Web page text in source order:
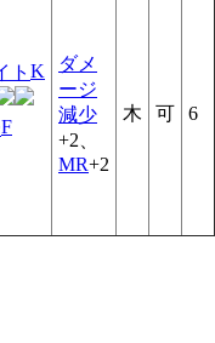
K
F
ダメ
ージ
減少
+2、
MR+2
木 可 6